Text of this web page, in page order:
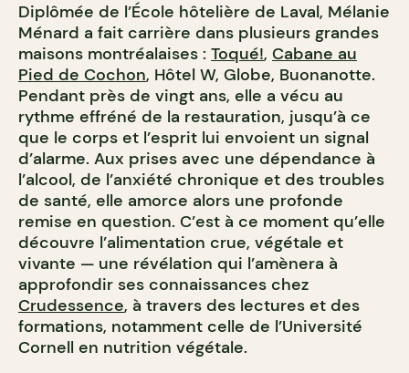
Diplômée de l’École hôtelière de Laval, Mélanie
Ménard a fait carrière dans plusieurs grandes
maisons montréalaises : Toqué!, Cabane au
Pied de Cochon, Hôtel W, Globe, Buonanotte.
Pendant près de vingt ans, elle a vécu au
rythme effréné de la restauration, jusqu’à ce
que le corps et l’esprit lui envoient un signal
d’alarme. Aux prises avec une dépendance à
l’alcool, de l’anxiété chronique et des troubles
de santé, elle amorce alors une profonde
remise en question. C’est à ce moment qu’elle
découvre l’alimentation crue, végétale et
vivante — une révélation qui l’amènera à
approfondir ses connaissances chez
Crudessence, à travers des lectures et des
formations, notamment celle de l’Université
Cornell en nutrition végétale.